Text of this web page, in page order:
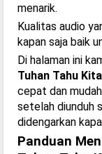
menarik.
Kualitas audio
kapan saja baik
Di halaman ini
Tuhan Tahu
cepat dan
setelah diunduh
didengarkan
Panduan